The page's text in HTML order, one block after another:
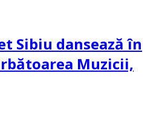
Sibiu dansează în
Muzicii,